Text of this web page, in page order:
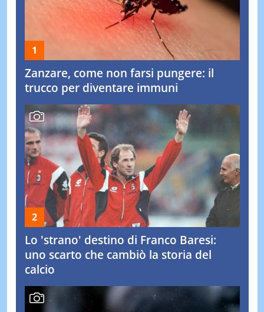
Zanzare, come non farsi pungere: il
trucco per diventare immuni
Lo 'strano' destino di Franco Baresi:
uno scarto che cambiò la storia del
calcio